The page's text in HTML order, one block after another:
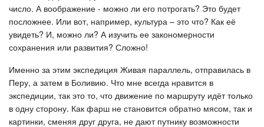
число. А воображение - можно ли его потрогать? Это будет
посложнее. Или вот, например, культура – это что? Как её
увидеть? И, можно ли? А изучить ее закономерности
сохранения или развития? Сложно!
Именно за этим экспедиция Живая параллель, отправилась в
Перу, а затем в Боливию. Что мне всегда нравится в
экспедиции, так это то, что движение по маршруту идёт только
в одну сторону. Как фарш не становится обратно мясом, так и
картинки, сменяя друг друга, не дают путнику возможности